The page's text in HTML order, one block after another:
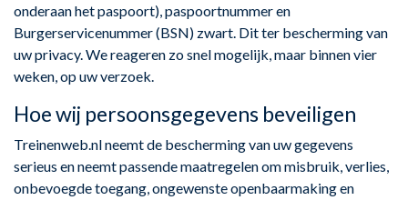
onderaan het paspoort), paspoortnummer en
Burgerservicenummer (BSN) zwart. Dit ter bescherming van
uw privacy. We reageren zo snel mogelijk, maar binnen vier
weken, op uw verzoek.
Hoe wij persoonsgegevens beveiligen
Treinenweb.nl neemt de bescherming van uw gegevens
serieus en neemt passende maatregelen om misbruik, verlies,
onbevoegde toegang, ongewenste openbaarmaking en